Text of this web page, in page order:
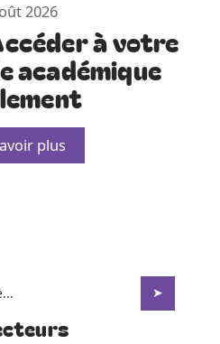
2026
à votre
académique
plus